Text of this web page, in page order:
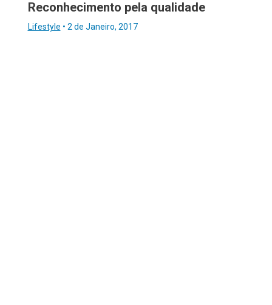
Reconhecimento pela qualidade
Lifestyle • 2 de Janeiro, 2017